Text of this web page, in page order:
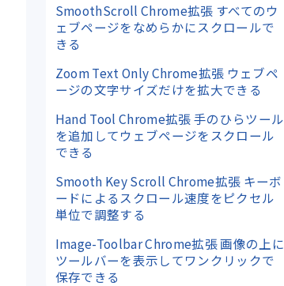
SmoothScroll Chrome拡張 すべてのウ
ェブページをなめらかにスクロールで
きる
Zoom Text Only Chrome拡張 ウェブペ
ージの文字サイズだけを拡大できる
Hand Tool Chrome拡張 手のひらツール
を追加してウェブページをスクロール
できる
Smooth Key Scroll Chrome拡張 キーボ
ードによるスクロール速度をピクセル
単位で調整する
Image-Toolbar Chrome拡張 画像の上に
ツールバーを表示してワンクリックで
保存できる